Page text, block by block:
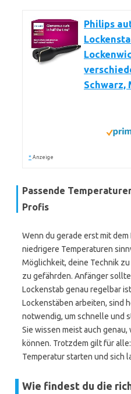
Philips
Schwarz,
* Anzeige
Passende
Profis
Wenn du gerade erst mit
niedrigere Temperaturen
Möglichkeit, deine Technik
zu gefährden. Anfänger
Lockenstab genau regelbar
Lockenstäben arbeiten, sind
notwendig, um schnelle und
Sie wissen meist auch
können. Trotzdem gilt für
Temperatur starten und sich
Wie findest du die